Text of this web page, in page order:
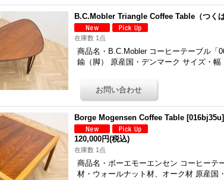
B.C.Mobler Triangle Coffee Table（つくば
在庫数 1点
商品名・B.C.Mobler コーヒーテーブル「
鍮（脚） 原産国・デンマーク サイズ・
Borge Mogensen Coffee Table [016bj35u]
120,000円(税込)
在庫数 1点
商品名・ボーエモーエンセン コーヒーテ
材・ウォールナット材、オーク材 原産国